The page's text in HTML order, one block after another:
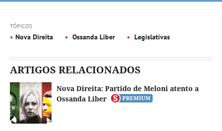
TÓPICOS
Nova Direita Ossanda Liber Legislativas
ARTIGOS RELACIONADOS
Nova Direita: Partido de Meloni atento a
Ossanda Liber